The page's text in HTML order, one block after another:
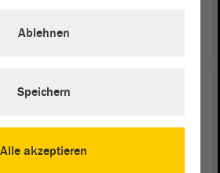
Daher bitte ich um Zustimmung
- Zustimmung bei der FDP)
Alle akzeptieren
Ablehnen
Speichern